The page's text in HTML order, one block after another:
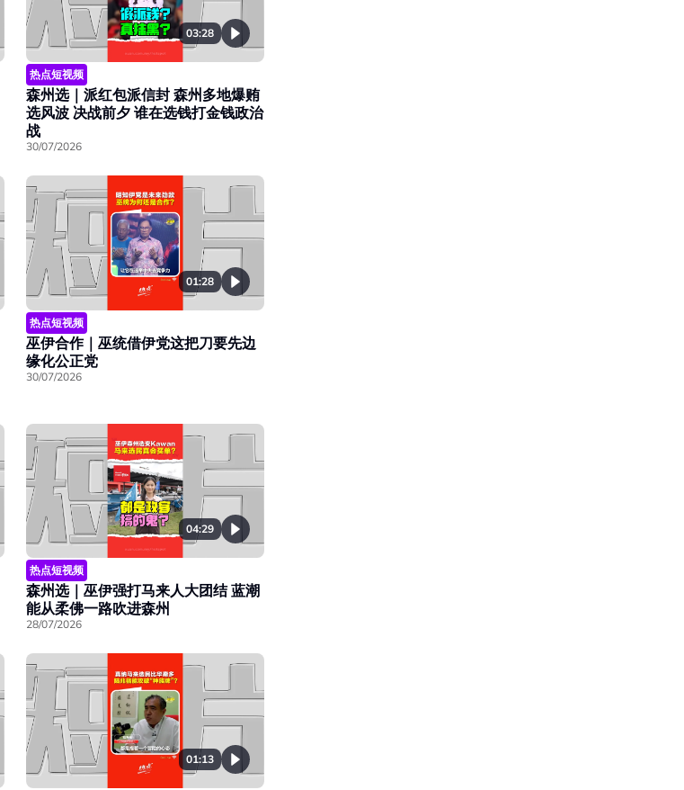
03:28
热点短视频
森州选｜派红包派信封 森州多地爆贿
选风波 决战前夕 谁在选钱打金钱政治
战
30/07/2026
01:28
热点短视频
巫伊合作｜巫统借伊党这把刀要先边
缘化公正党
30/07/2026
04:29
热点短视频
森州选｜巫伊强打马来人大团结 蓝潮
能从柔佛一路吹进森州
28/07/2026
01:13